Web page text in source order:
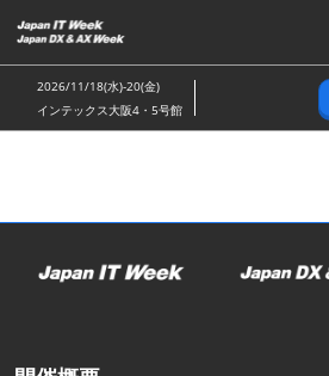
キ
ッ
し
む
2026/11/18(水)-20(金)
インテックス大阪4・5号館